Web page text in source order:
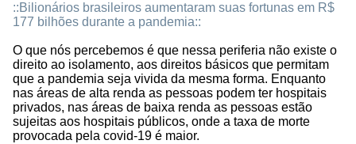
::Bilionários brasileiros aumentaram suas fortunas em R$
177 bilhões durante a pandemia::
O que nós percebemos é que nessa periferia não existe o
direito ao isolamento, aos direitos básicos que permitam
que a pandemia seja vivida da mesma forma. Enquanto
nas áreas de alta renda as pessoas podem ter hospitais
privados, nas áreas de baixa renda as pessoas estão
sujeitas aos hospitais públicos, onde a taxa de morte
provocada pela covid-19 é maior.